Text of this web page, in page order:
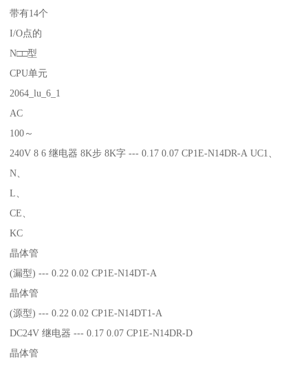
带有14个
I/O点的
N□□型
CPU单元
2064_lu_6_1
AC
100～
240V 8 6 继电器 8K步 8K字 --- 0.17 0.07 CP1E-N14DR-A UC1、
N、
L、
CE、
KC
晶体管
(漏型) --- 0.22 0.02 CP1E-N14DT-A
晶体管
(源型) --- 0.22 0.02 CP1E-N14DT1-A
DC24V 继电器 --- 0.17 0.07 CP1E-N14DR-D
晶体管